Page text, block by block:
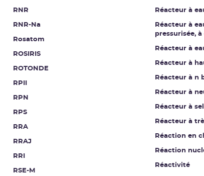
RNR
RNR-Na
Rosatom
ROSIRIS
ROTONDE
RPII
RPN
RPS
RRA
RRAJ
RRI
RSE-M
Réacteur à
Réacteur à
pressurisée,
Réacteur à
Réacteur à
Réacteur à n
Réacteur à
Réacteur à
Réacteur à
Réaction en
Réaction
Réactivité